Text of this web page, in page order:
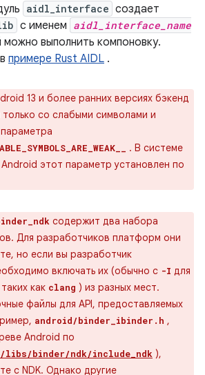
aidl_interface создает
с именем aidl_interface_name
выполнить компоновку.
примере Rust AIDL .
13 и более ранних версиях бэкенд
только со слабыми символами и
. В системе
этот параметр установлен по
содержит два набора
Для разработчиков платформ они
но если вы разработчик
включать их (обычно с -I для
как clang ) из разных мест.
файлы для API, предоставляемых
android/binder_ibinder.h ,
Android по
libs/binder/ndk/include_ndk ),
с NDK. Однако другие